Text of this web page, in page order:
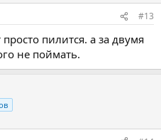
#13
пилится. а за двумя
не поймать.